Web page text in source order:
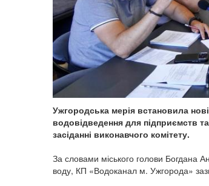
Ужгородська мерія встановила
водовідведення для підприємств
засіданні виконавчого комітету.
За словами міського голови Богдана
воду, КП «Водоканал м. Ужгорода»